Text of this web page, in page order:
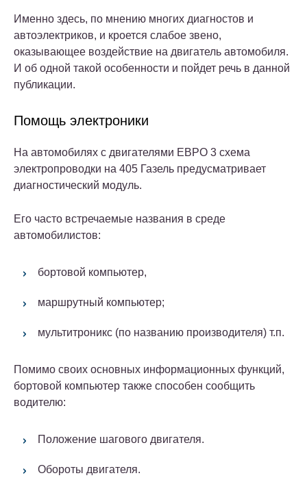
Именно здесь, по мнению многих диагностов и
автоэлектриков, и кроется слабое звено,
оказывающее воздействие на двигатель автомобиля.
И об одной такой особенности и пойдет речь в данной
публикации.
Помощь электроники
На автомобилях с двигателями ЕВРО 3 схема
электропроводки на 405 Газель предусматривает
диагностический модуль.
Его часто встречаемые названия в среде
автомобилистов:
бортовой компьютер,
маршрутный компьютер;
мультитроникс (по названию производителя) т.п.
Помимо своих основных информационных функций,
бортовой компьютер также способен сообщить
водителю:
Положение шагового двигателя.
Обороты двигателя.